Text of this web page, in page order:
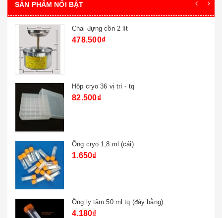
SẢN PHẨM NỔI BẬT
Chai đựng cồn 2 lít
478.500₫
Hộp cryo 36 vị trí - tq
82.500₫
Ống cryo 1,8 ml (cái)
1.650₫
Ống ly tâm 50 ml tq (đáy bằng)
4.180₫